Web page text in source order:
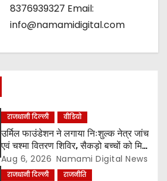
8376939327 Email:
info@namamidigital.com
राजधानी दिल्ली वीडियो
उर्मिल फाउंडेशन ने लगाया निःशुल्क नेत्र जांच
एवं चश्मा वितरण शिविर, सैकड़ो बच्चों को मिला
लाभ
Aug 6, 2026 Namami Digital News
राजधानी दिल्ली राजनीति